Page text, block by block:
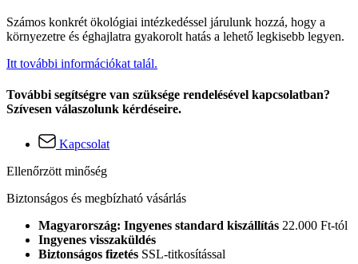
Számos konkrét ökológiai intézkedéssel járulunk hozzá, hogy a
környezetre és éghajlatra gyakorolt hatás a lehető legkisebb legyen.
Itt további információkat talál.
További segítségre van szüksége rendelésével kapcsolatban?
Szívesen válaszolunk kérdéseire.
Kapcsolat
Ellenőrzött minőség
Biztonságos és megbízható vásárlás
Magyarország: Ingyenes standard kiszállítás 22.000 Ft-tól
Ingyenes visszaküldés
Biztonságos fizetés SSL-titkosítással